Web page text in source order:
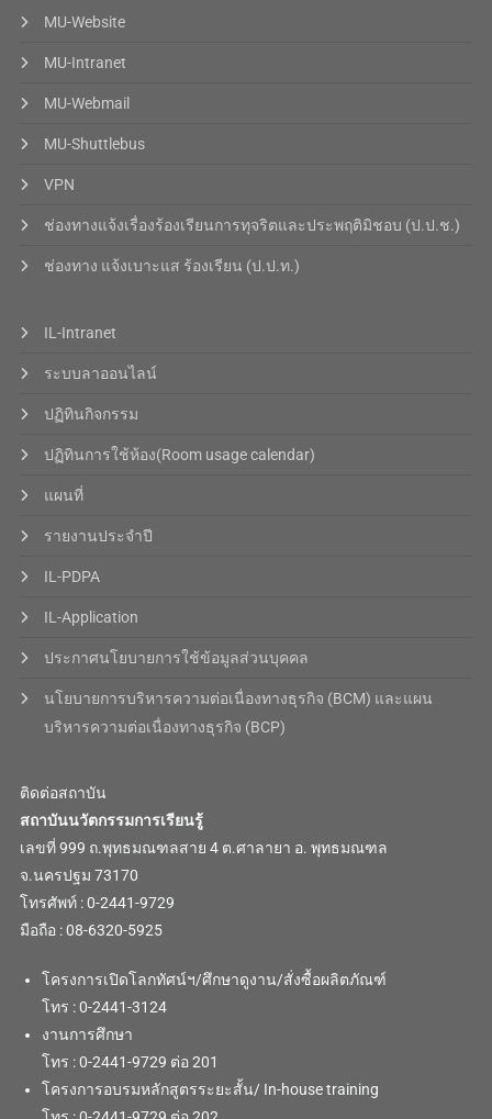
MU-Website
MU-Intranet
MU-Webmail
MU-Shuttlebus
VPN
ช่องทางแจ้งเรื่องร้องเรียนการทุจริตและประพฤติมิชอบ (ป.ป.ช.)
ช่องทาง แจ้งเบาะแส ร้องเรียน (ป.ป.ท.)
IL-Intranet
ระบบลาออนไลน์
ปฏิทินกิจกรรม
ปฏิทินการใช้ห้อง(Room usage calendar)
แผนที่
รายงานประจำปี
IL-PDPA
IL-Application
ประกาศนโยบายการใช้ข้อมูลส่วนบุคคล
นโยบายการบริหารความต่อเนื่องทางธุรกิจ (BCM) และแผน
บริหารความต่อเนื่องทางธุรกิจ (BCP)
ติดต่อสถาบัน
สถาบันนวัตกรรมการเรียนรู้
เลขที่ 999 ถ.พุทธมณฑลสาย 4 ต.ศาลายา อ. พุทธมณฑล
จ.นครปฐม 73170
โทรศัพท์ : 0-2441-9729
มือถือ : 08-6320-5925
โครงการเปิดโลกทัศน์ฯ/ศึกษาดูงาน/สั่งซื้อผลิตภัณฑ์
โทร : 0-2441-3124
งานการศึกษา
โทร : 0-2441-9729 ต่อ 201
โครงการอบรมหลักสูตรระยะสั้น/ In-house training